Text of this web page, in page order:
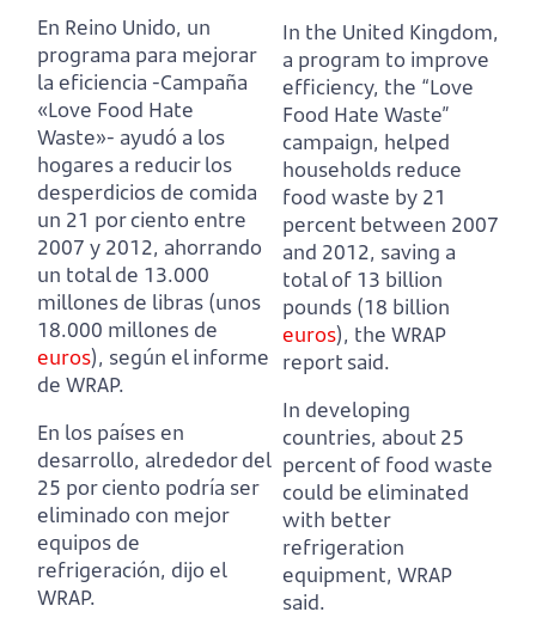
En Reino Unido, un
programa para mejorar
la eficiencia -Campaña
«Love Food Hate
Waste»- ayudó a los
hogares a reducir los
desperdicios de comida
un 21 por ciento entre
2007 y 2012, ahorrando
un total de 13.000
millones de libras (unos
18.000 millones de
euros), según el informe
de WRAP.
En los países en
desarrollo, alrededor del
25 por ciento podría ser
eliminado con mejor
equipos de
refrigeración, dijo el
WRAP.
In the United Kingdom,
a program to improve
efficiency, the “Love
Food Hate Waste”
campaign, helped
households reduce
food waste by 21
percent between 2007
and 2012, saving a
total of 13 billion
pounds (18 billion
euros), the WRAP
report said.
In developing
countries, about 25
percent of food waste
could be eliminated
with better
refrigeration
equipment, WRAP
said.